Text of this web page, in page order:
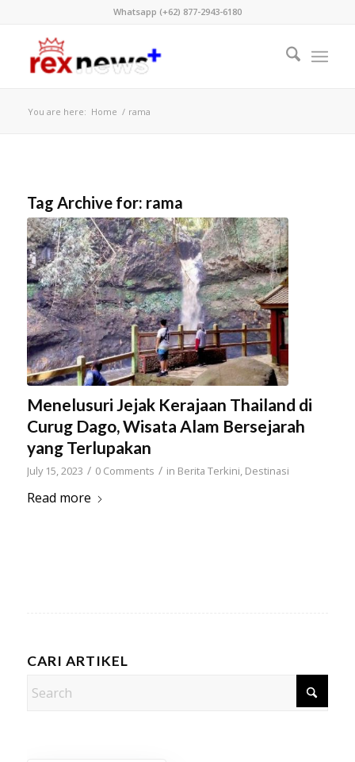
Whatsapp (+62) 877-2943-6180
You are here: Home / rama
Tag Archive for: rama
Menelusuri Jejak Kerajaan Thailand di
Curug Dago, Wisata Alam Bersejarah
yang Terlupakan
July 15, 2023 / 0 Comments / in Berita Terkini, Destinasi
Read more
CARI ARTIKEL